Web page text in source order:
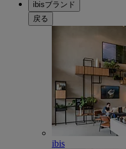
ibisブランド
戻る
ibis